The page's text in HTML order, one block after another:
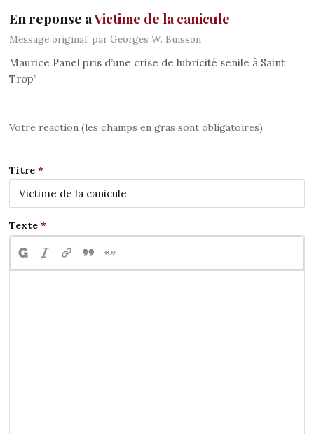
En reponse aVictime de la canicule
Message original, par Georges W. Buisson
Maurice Panel pris d’une crise de lubricité senile à Saint
Trop’
Votre reaction (les champs en gras sont obligatoires)
Titre
Texte